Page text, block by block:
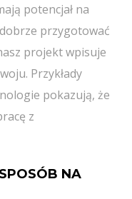
potencjał na
przygotować
projekt wpisuje
Przykłady
pokazują, że
z
NA